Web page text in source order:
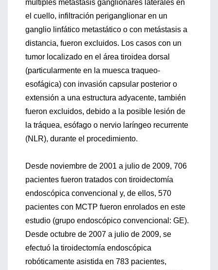
múltiples metástasis ganglionares laterales en
el cuello, infiltración periganglionar en un
ganglio linfático metastático o con metástasis a
distancia, fueron excluidos. Los casos con un
tumor localizado en el área tiroidea dorsal
(particularmente en la muesca traqueo-
esofágica) con invasión capsular posterior o
extensión a una estructura adyacente, también
fueron excluidos, debido a la posible lesión de
la tráquea, esófago o nervio laríngeo recurrente
(NLR), durante el procedimiento.
Desde noviembre de 2001 a julio de 2009, 706
pacientes fueron tratados con tiroidectomía
endoscópica convencional y, de ellos, 570
pacientes con MCTP fueron enrolados en este
estudio (grupo endoscópico convencional: GE).
Desde octubre de 2007 a julio de 2009, se
efectuó la tiroidectomía endoscópica
robóticamente asistida en 783 pacientes,